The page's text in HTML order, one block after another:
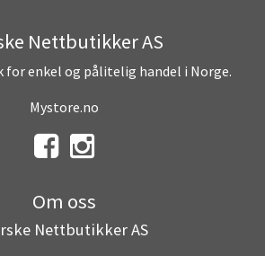
Nettbutikker AS
enkel og pålitelig handel i Norge.
Mystore.no
Om oss
Nettbutikker AS